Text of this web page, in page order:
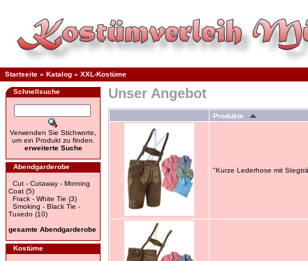
Startseite » Katalog » XXL-Kostüme
Schnellsuche
Verwenden Sie Stichworte,
um ein Produkt zu finden.
erweiterte Suche
Abendgarderobe
Cut - Cutaway - Morning
Coat (5)
Frack - White Tie (3)
Smoking - Black Tie -
Tuxedo (10)
gesamte Abendgarderobe
Kostüme
Unser Angebot
Produkte
"Kurze Lederhose mit